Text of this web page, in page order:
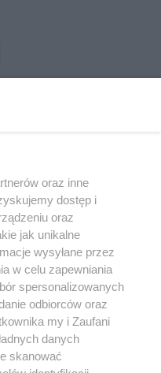
może być powielany i
w jakikolwiek sposób (w
na jakimkolwiek polu
z umieszczaniem w Internecie
użycie lub
z naruszeniem prawa, tzn.
kary i może być ścigane
oraz inne
dostęp i
oraz
jak unikalne
wysyłane przez
w celu zapewniania
spersonalizowanych
odbiorców oraz
my i Zaufani
danych
skanować